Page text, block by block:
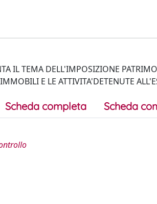
IL TEMA DELL'IMPOSIZIONE
E LE ATTIVITA'DETENUTE
Scheda completa Scheda